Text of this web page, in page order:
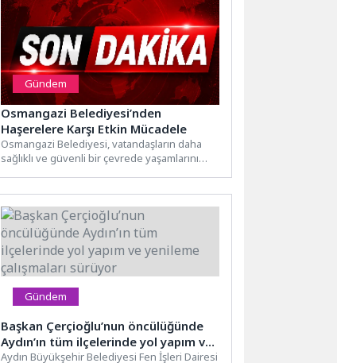
Gündem
Osmangazi Belediyesi’nden
Haşerelere Karşı Etkin Mücadele
Osmangazi Belediyesi, vatandaşların daha
sağlıklı ve güvenli bir çevrede yaşamlarını
Gündem
Başkan Çerçioğlu’nun öncülüğünde
Aydın’ın tüm ilçelerinde yol yapım ve
yenileme çalışmaları sürüyor
Aydın Büyükşehir Belediyesi Fen İşleri Dairesi